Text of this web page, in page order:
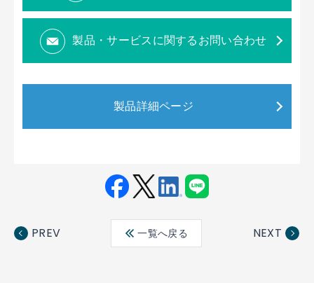
製品・サービスに関するお問い合わせ
製品詳細ページ
ebo ter
edin
PREV 一覧へ戻る NEXT